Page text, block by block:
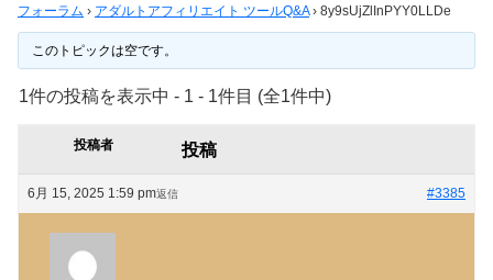
フォーラム › アダルトアフィリエイト ツールQ&A › 8y9sUjZlInPYY0LLDe
このトピックは空です。
1件の投稿を表示中 - 1 - 1件目 (全1件中)
投稿者 投稿
6月 15, 2025 1:59 pm #3385
返信